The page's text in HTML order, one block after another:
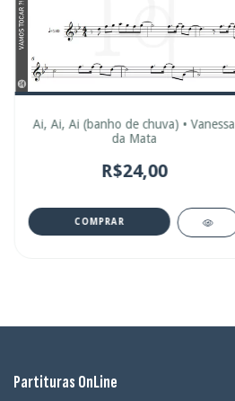
Ai, Ai, Ai (banho de chuva) • Vanessa
da Mata
R$24,00
COMPRAR
Partituras OnLine